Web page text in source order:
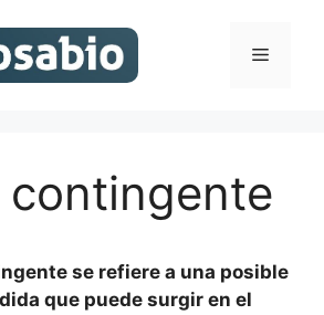
Menú
se refiere a una posible
que puede surgir en el